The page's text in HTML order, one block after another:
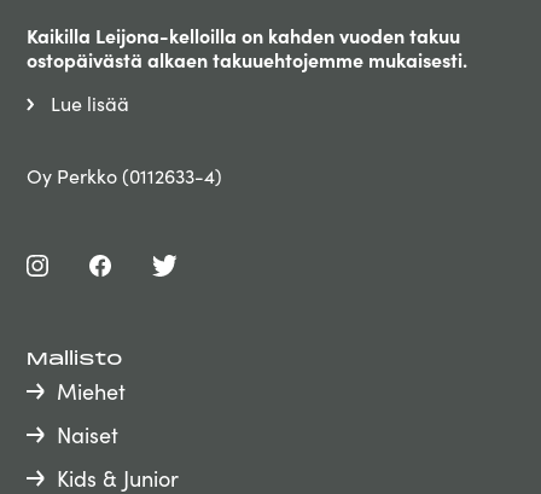
Kaikilla Leijona-kelloilla on kahden vuoden takuu
ostopäivästä alkaen takuuehtojemme mukaisesti.
Lue lisää
Oy Perkko (0112633-4)
Mallisto
Miehet
Naiset
Kids & Junior